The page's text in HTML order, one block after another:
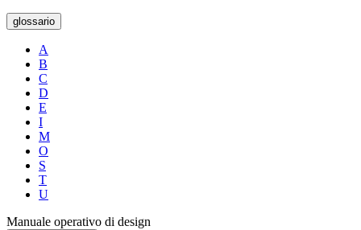
glossario
A
B
C
D
E
I
M
O
S
T
U
Manuale operativo di design